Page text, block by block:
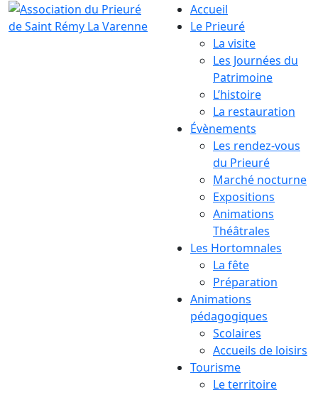
Accueil
Le Prieuré
La visite
Les Journées du
Patrimoine
L’histoire
La restauration
Évènements
Les rendez-vous
du Prieuré
Marché nocturne
Expositions
Animations
Théâtrales
Les Hortomnales
La fête
Préparation
Animations
pédagogiques
Scolaires
Accueils de loisirs
Tourisme
Le territoire